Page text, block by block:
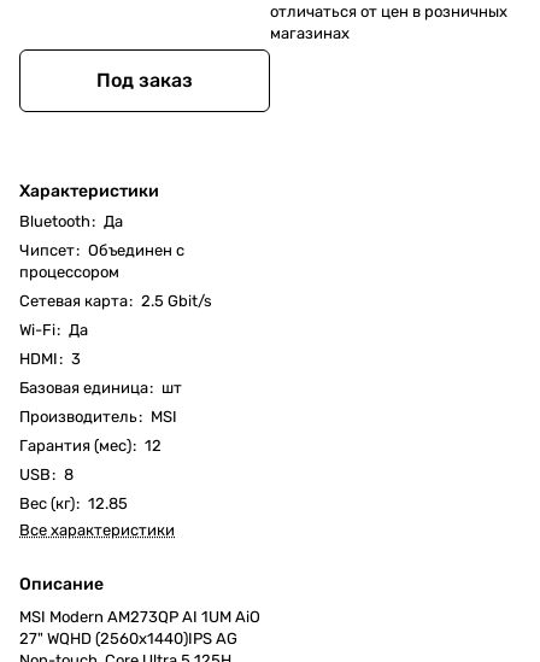
Под заказ
Характеристики
Bluetooth: Да
Чипсет: Объединен с
процессором
Cетевая карта: 2.5 Gbit/s
Wi-Fi: Да
HDMI: 3
Базовая единица: шт
Производитель: MSI
Гарантия (мес): 12
USB: 8
Вес (кг): 12.85
Все характеристики
Описание
MSI Modern AM273QP AI 1UM AiO
27" WQHD (2560x1440)IPS AG
отличаться от цен в розничных
магазинах